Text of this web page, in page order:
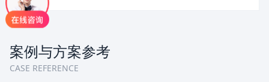
案例与方案参考
CASE REFERENCE